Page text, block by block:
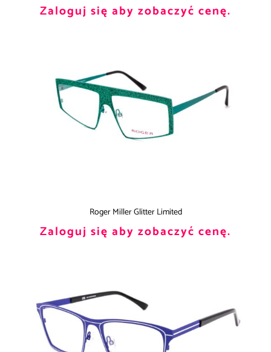
Zaloguj się aby zobaczyć cenę.
Roger Miller Glitter Limited
Zaloguj się aby zobaczyć cenę.